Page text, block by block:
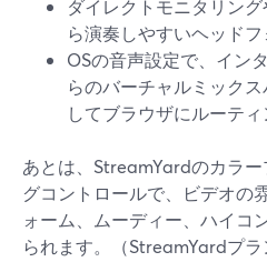
ダイレクトモニタリン
ら演奏しやすいヘッドフ
OSの音声設定で、イン
らのバーチャルミック
してブラウザにルーティ
あとは、StreamYardのカラ
グコントロールで、ビデオの
ォーム、ムーディー、ハイコ
られます。（StreamYardプラ